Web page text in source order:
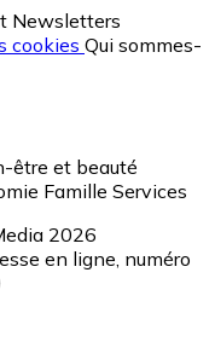
Newsletters
cookies Qui sommes-
être et beauté
Famille Services
2026
en ligne, numéro